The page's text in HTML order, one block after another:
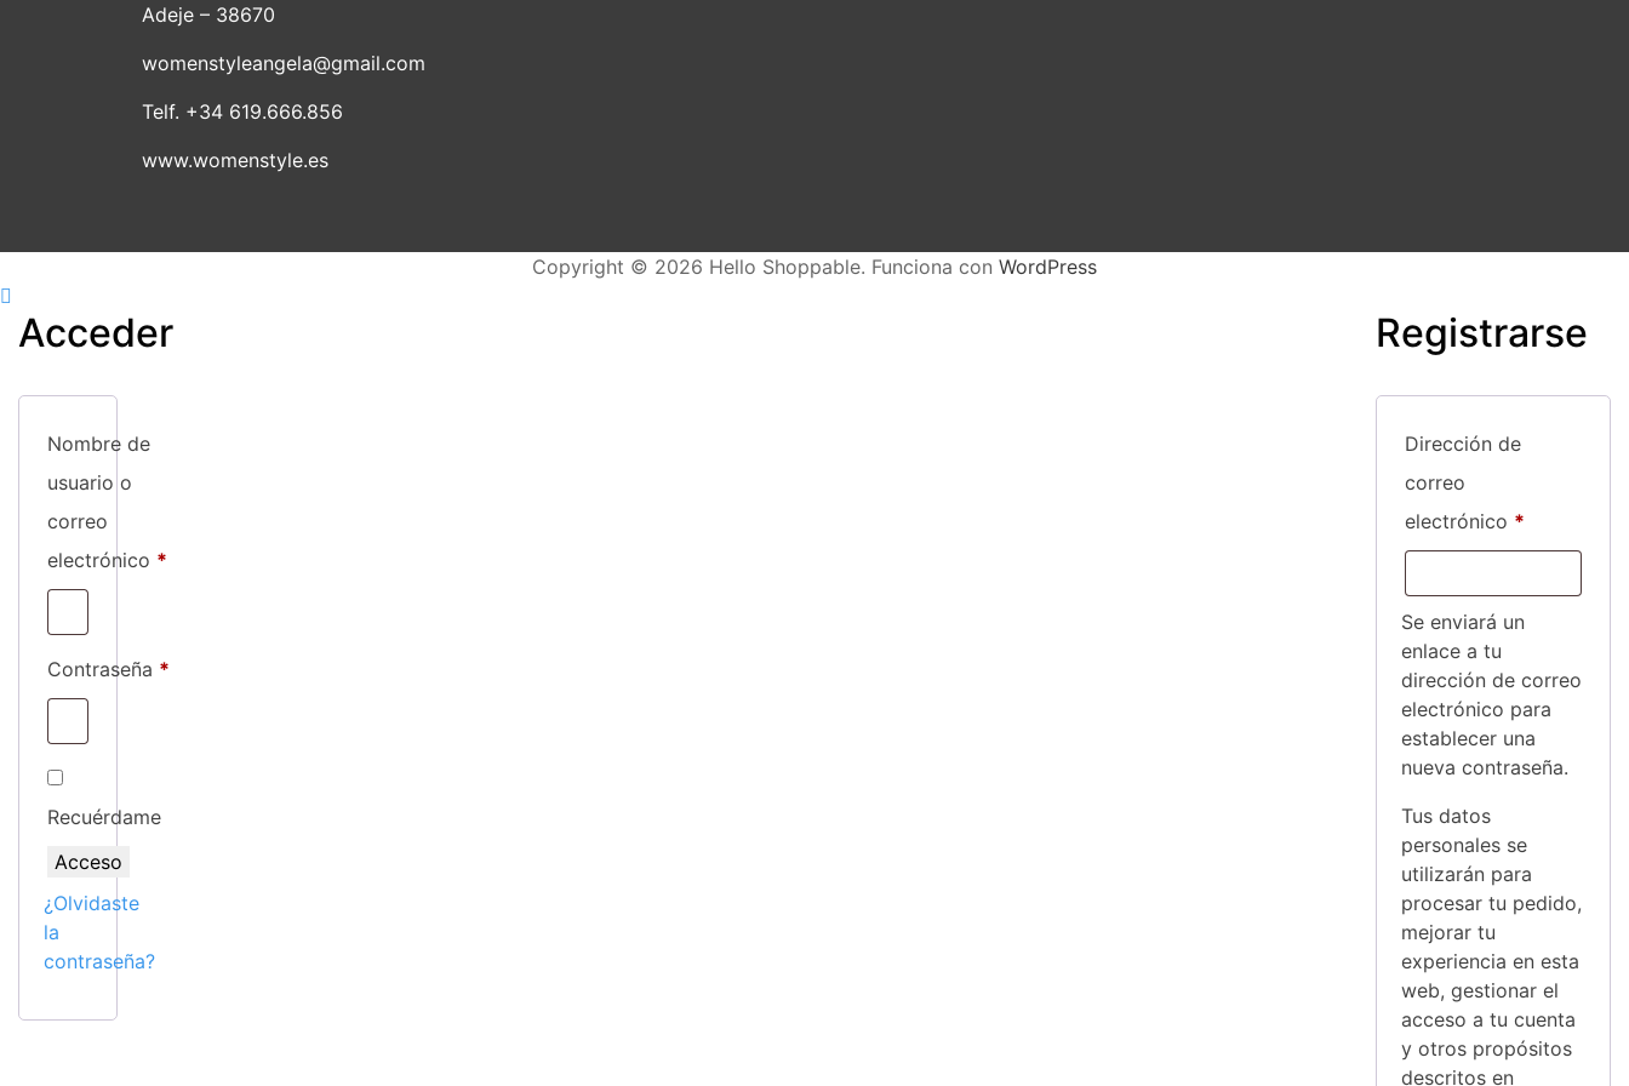
Adeje – 38670
womenstyleangela@gmail.com
Telf. +34 619.666.856
www.womenstyle.es
Copyright © 2026 Hello Shoppable. Funciona con WordPress
Acceder
Nombre de
usuario o
correo
electrónico *
Contraseña *
Recuérdame
Acceso
¿Olvidaste
la
contraseña?
Registrarse
Dirección de
correo
electrónico *
Se enviará un
enlace a tu
dirección de correo
electrónico para
establecer una
nueva contraseña.
Tus datos
personales se
utilizarán para
procesar tu pedido,
mejorar tu
experiencia en esta
web, gestionar el
acceso a tu cuenta
y otros propósitos
descritos en